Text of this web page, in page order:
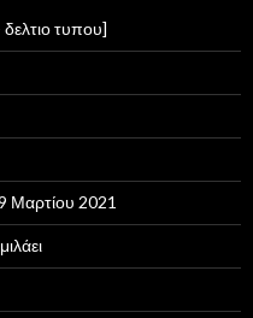
τυπου]
Μαρτίου 2021